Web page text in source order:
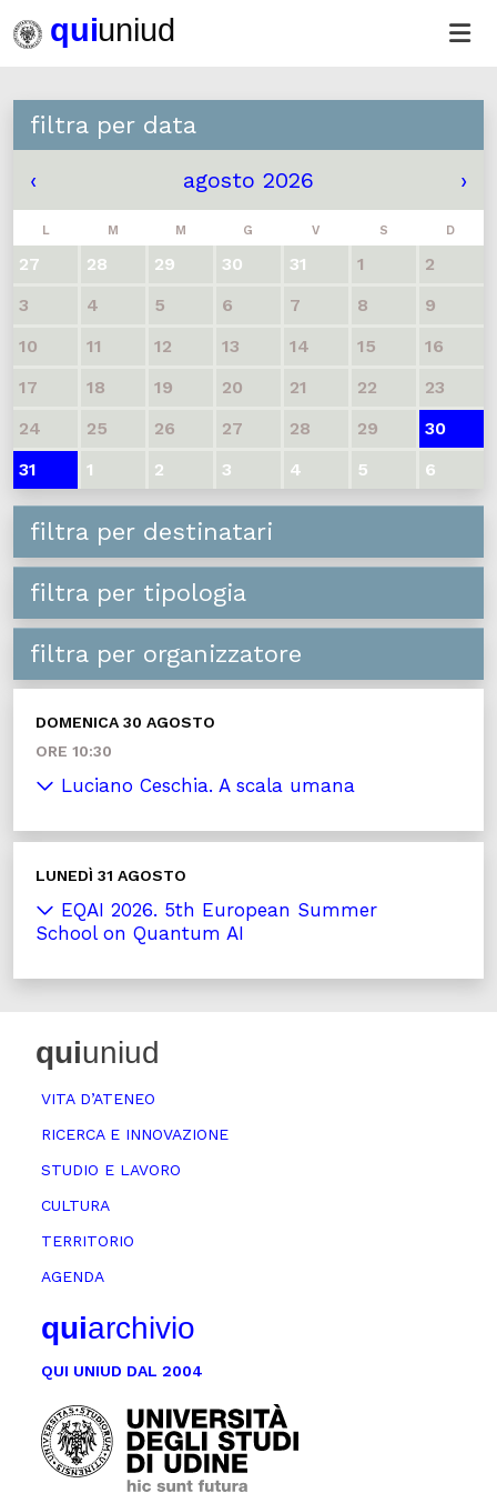
filtra per data
‹ agosto 2026 ›
L M M G V S D
27 28 29 30 31 1
2
3
4 5 6 7 8
9
10
11 12 13 14 15
16
17
18 19 20 21 22
23
24
25 26 27 28 29
30
31
1 2 3 4 5 6
filtra per destinatari
filtra per tipologia
filtra per organizzatore
DOMENICA 30 AGOSTO
ORE 10:30
Luciano Ceschia. A scala umana
LUNEDÌ 31 AGOSTO
EQAI 2026. 5th European Summer
School on Quantum AI
quiuniud
VITA D’ATENEO
RICERCA E INNOVAZIONE
STUDIO E LAVORO
CULTURA
TERRITORIO
AGENDA
quiarchivio
QUI UNIUD DAL 2004